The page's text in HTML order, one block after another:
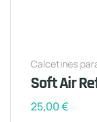
Calcetines
Soft Air
25,00€